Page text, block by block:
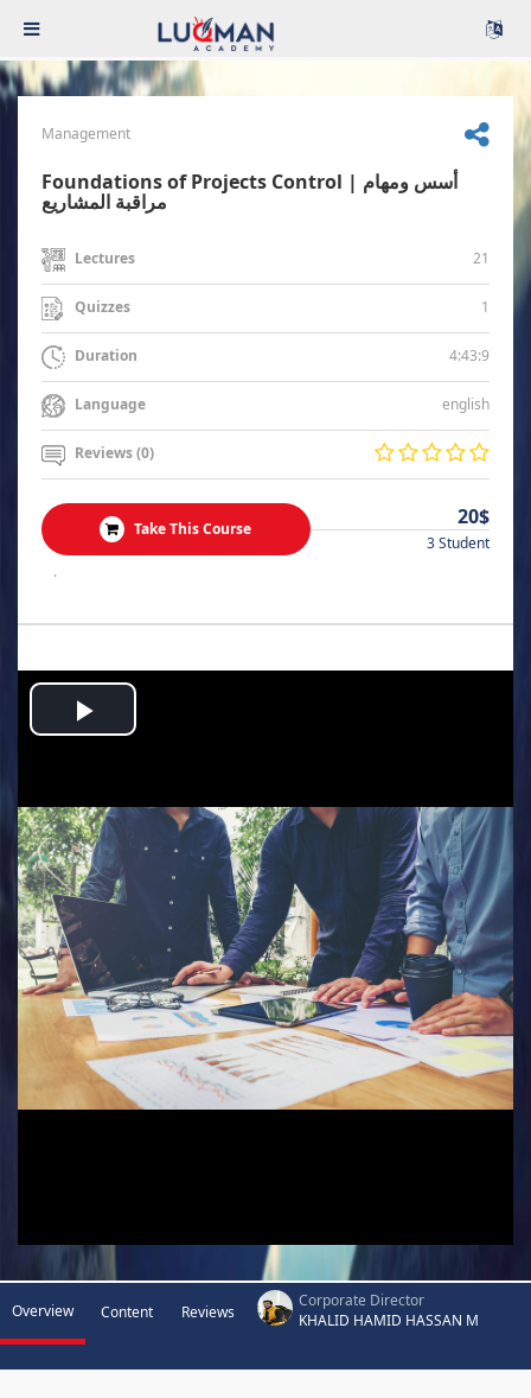
Management
Foundations of Projects Control | أسس ومهام
مراقبة المشاريع
Lectures 21
Quizzes 1
Duration 4:43:9
Language english
Reviews (0)
Take This Course 20$
3 Student
.
Play
Overview Content Reviews
Corporate Director
KHALID HAMID HASSAN M